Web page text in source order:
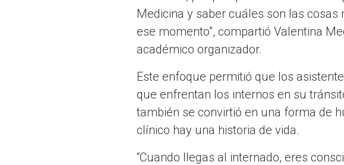
Medicina y saber cuáles son las
ese momento”, compartió Valentina
académico organizador.
Este enfoque permitió que los
que enfrentan los internos en su
también se convirtió en una forma de
clínico hay una historia de vida.
“Cuando llegas al internado, eres